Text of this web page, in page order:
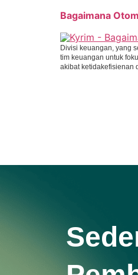
Bagaimana
Divisi keuangan, yang
tim keuangan untuk
akibat ketidakefisienan